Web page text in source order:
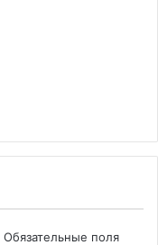
Обязательные поля